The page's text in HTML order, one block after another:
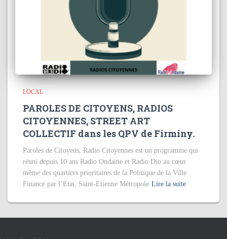
LOCAL
PAROLES DE CITOYENS, RADIOS
CITOYENNES, STREET ART
COLLECTIF dans les QPV de Firminy.
Paroles de Citoyens, Radio Citoyennes est un programme qui
réuni depuis 10 ans Radio Ondaine et Radio Dio au cœur
même des quartiers prioritaires de la Politique de la Ville.
Financé par l’Etat, Saint-Etienne Métropole Lire la suite